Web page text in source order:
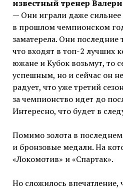
известный тренер
— Они играли даже
в прошлом чемпионском
заматерела. Они последние
что входят в топ-2 лучших
южане и Кубок возьмут, то
успешным, но и сейчас он
радует, что уже третий
за чемпионство идет до
Интересно, что будет в
Помимо золота в
и бронзовые медали. На
«Локомотив» и «Спартак».
Но сложилось